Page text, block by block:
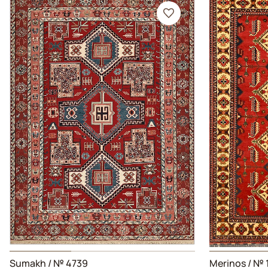
Sumakh / № 4739 Merinos / №